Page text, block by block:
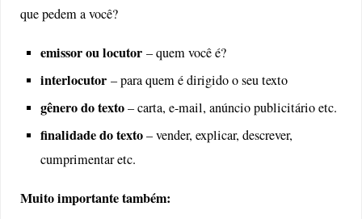
que pedem a você?
emissor ou locutor– quem você é?
interlocutor– para quem é dirigido o seu texto
gênero do texto– carta, e-mail, anúncio publicitário etc.
finalidade do texto– vender, explicar, descrever,
cumprimentar etc.
Muito importante também: